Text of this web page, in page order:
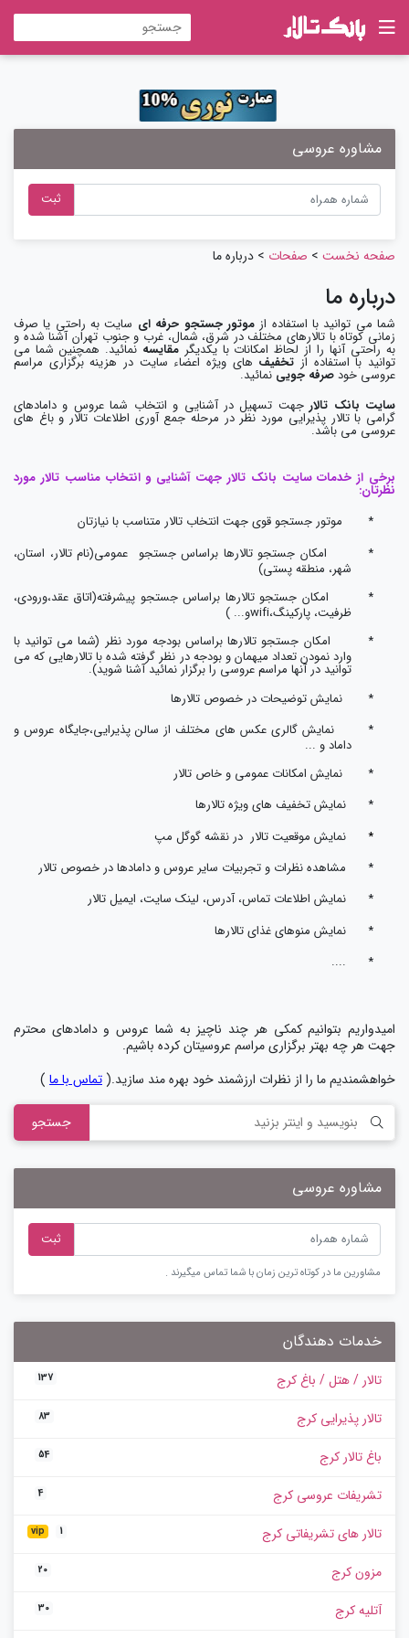
مشاوره عروسی
ثبت
صفحه نخست > صفحات > درباره ما
درباره ما
شما می توانید با استفاده ازموتور جستجو حرفه ای سایت به راحتی یا صرف
زمانی کوتاه با تالارهای مختلف در شرق، شمال، غرب و جنوب تهران آشنا شده و
به راحتی آنها را از لحاظ امکانات با یکدیگرمقایسه نمائید. همچنین شما می
توانید با استفاده از تخفیف های ویژه اعضاء سایت در هزینه برگزاری مراسم
عروسی خودصرفه جویی نمائید.
سایت بانک تالارجهت تسهیل در آشنایی و انتخاب شما عروس و دامادهای
گرامی با تالار پذیرایی مورد نظر در مرحله جمع آوری اطلاعات تالار و باغ های
عروسی می باشد.
برخی از خدمات سایت بانک تالار جهت آشنایی و انتخاب مناسب تالار مورد
نظرتان:
*
موتور جستجو قوی جهت انتخاب تالار متناسب با نیازتان
*
امکان جستجو تالارها براساس جستجو عمومی(نام تالار، استان،
شهر، منطقه پستی)
*
امکان جستجو تالارها براساس جستجو پیشرفته(اتاق عقد،ورودی،
ظرفیت، پارکینگ،wifiو... )
*
امکان جستجو تالارها براساس بودجه مورد نظر (شما می توانید با
وارد نمودن تعداد میهمان و بودجه در نظر گرفته شده با تالارهایی که می
توانید در آنها مراسم عروسی را برگزار نمائید آشنا شوید).
*
نمایش توضیحات در خصوص تالارها
*
نمایش گالری عکس های مختلف از سالن پذیرایی،جایگاه عروس و
داماد و ...
*
نمایش امکانات عمومی و خاص تالار
*
نمایش تخفیف های ویژه تالارها
*
نمایش موقعیت تالار در نقشه گوگل مپ
*
مشاهده نظرات و تجربیات سایر عروس و دامادها در خصوص تالار
*
نمایش اطلاعات تماس، آدرس، لینک سایت، ایمیل تالار
*
نمایش منوهای غذای تالارها
*
....
امیدواریم بتوانیم کمکی هر چند ناچیز به شما عروس و دامادهای محترم
جهت هر چه بهتر برگزاری مراسم عروسیتانکرده باشیم.
خواهشمندیم ما را از نظرات ارزشمند خود بهره مند سازید.( تماس با ما )
جستجو
مشاوره عروسی
ثبت
مشاورین ما در کوتاه ترین زمان با شما تماس میگیرند .
خدمات دهندگان
تالار / هتل / باغ کرج 137
تالار پذیرایی کرج 83
باغ تالار کرج 54
تشریفات عروسی کرج 4
تالار های تشریفاتی کرج vip 1
مزون کرج 20
آتلیه کرج 30